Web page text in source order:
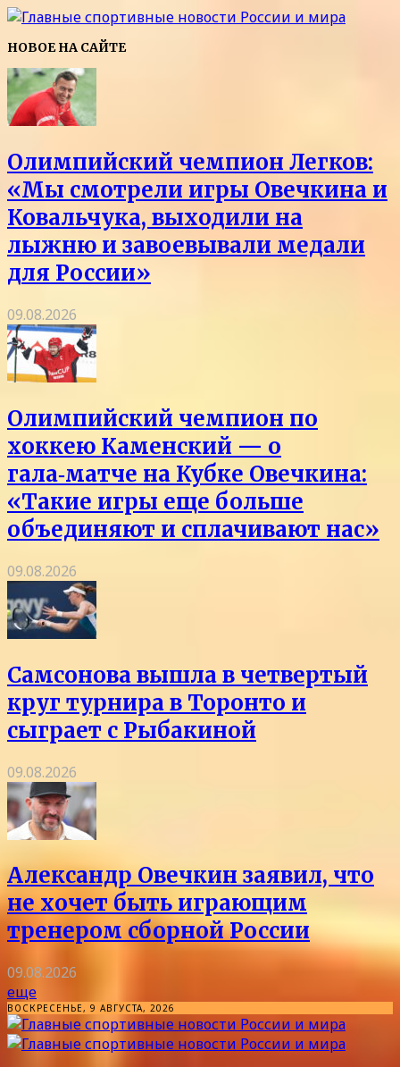
НОВОЕ НА САЙТЕ
Олимпийский чемпион Легков:
«Мы смотрели игры Овечкина и
Ковальчука, выходили на
лыжню и завоевывали медали
для России»
09.08.2026
Олимпийский чемпион по
хоккею Каменский — о
гала‑матче на Кубке Овечкина:
«Такие игры еще больше
объединяют и сплачивают нас»
09.08.2026
Самсонова вышла в четвертый
круг турнира в Торонто и
сыграет с Рыбакиной
09.08.2026
Александр Овечкин заявил, что
не хочет быть играющим
тренером сборной России
09.08.2026
еще
ВОСКРЕСЕНЬЕ, 9 АВГУСТА, 2026